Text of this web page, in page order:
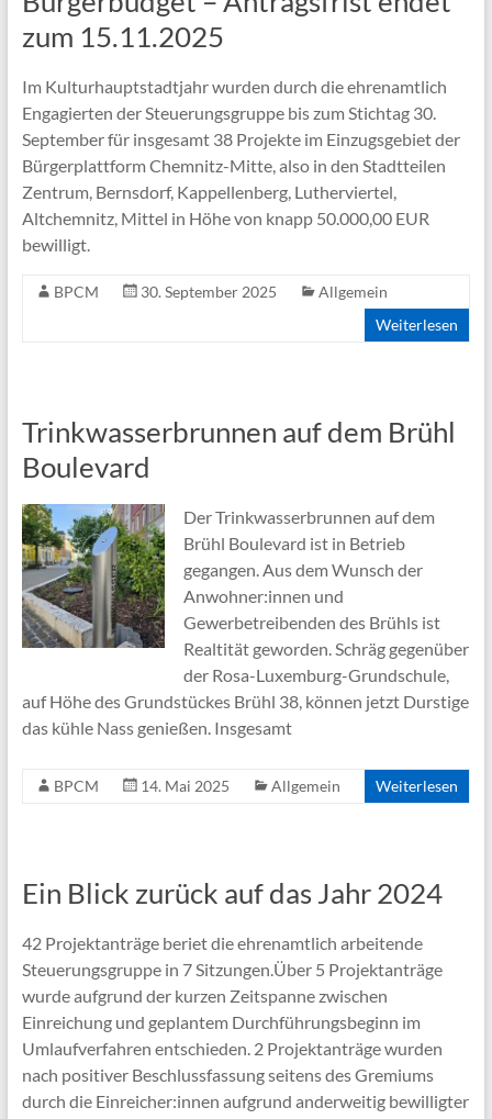
zum 15.11.2025
Im Kulturhauptstadtjahr wurden durch die ehrenamtlich
Engagierten der Steuerungsgruppe bis zum Stichtag 30.
September für insgesamt 38 Projekte im Einzugsgebiet der
Bürgerplattform Chemnitz-Mitte, also in den Stadtteilen
Zentrum, Bernsdorf, Kappellenberg, Lutherviertel,
Altchemnitz, Mittel in Höhe von knapp 50.000,00 EUR
bewilligt.
BPCM 30. September 2025
Allgemein
Weiterlesen
Trinkwasserbrunnen auf dem Brühl
Boulevard
Der Trinkwasserbrunnen auf dem
Brühl Boulevard ist in Betrieb
gegangen. Aus dem Wunsch der
Anwohner:innen und
Gewerbetreibenden des Brühls ist
Realtität geworden. Schräg gegenüber
der Rosa-Luxemburg-Grundschule,
auf Höhe des Grundstückes Brühl 38, können jetzt Durstige
das kühle Nass genießen. Insgesamt
BPCM 14. Mai 2025 Allgemein Weiterlesen
Ein Blick zurück auf das Jahr 2024
42 Projektanträge beriet die ehrenamtlich arbeitende
Steuerungsgruppe in 7 Sitzungen.Über 5 Projektanträge
wurde aufgrund der kurzen Zeitspanne zwischen
Einreichung und geplantem Durchführungsbeginn im
Umlaufverfahren entschieden. 2 Projektanträge wurden
nach positiver Beschlussfassung seitens des Gremiums
durch die Einreicher:innen aufgrund anderweitig bewilligter